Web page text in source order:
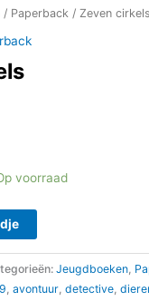
/ Paperback / Zeven cirkels
voorraad
Jeugdboeken,
,avontuur,detective,